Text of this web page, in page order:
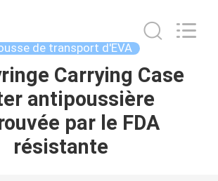
de transport d'EVA
Carrying Case
antipoussière
par le FDA
résistante